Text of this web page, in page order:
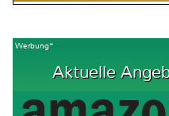
Werbung*